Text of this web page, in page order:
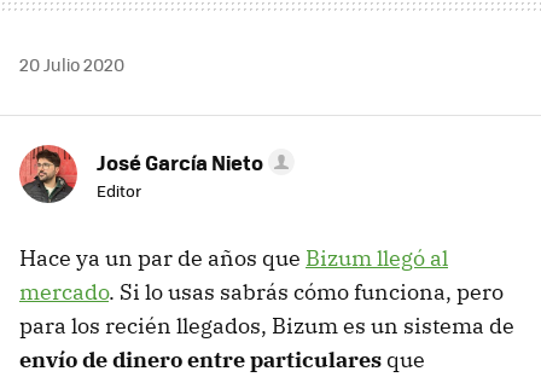
20 Julio 2020
José García Nieto
Editor
Hace ya un par de años que Bizum llegó al
mercado. Si lo usas sabrás cómo funciona, pero
para los recién llegados, Bizum es un sistema de
envío de dinero entre particulares que